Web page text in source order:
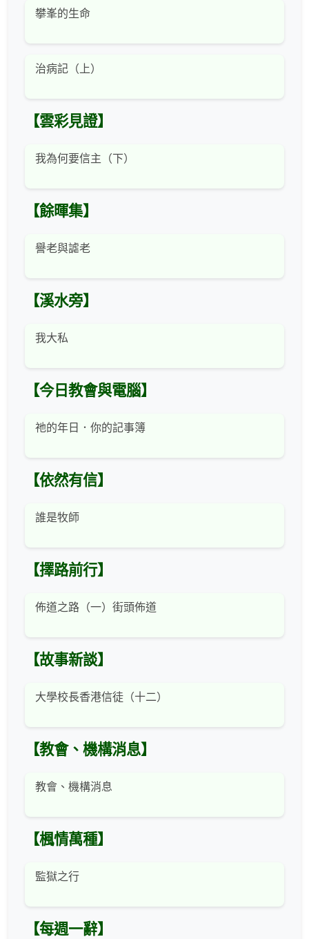
攀峯的生命
治病記（上）
【雲彩見證】
我為何要信主（下）
【餘暉集】
譽老與謔老
【溪水旁】
我大私
【今日教會與電腦】
祂的年日．你的記事簿
【依然有信】
誰是牧師
【擇路前行】
佈道之路（一）街頭佈道
【故事新談】
大學校長香港信徒（十二）
【教會、機構消息】
教會、機構消息
【楓情萬種】
監獄之行
【每週一辭】